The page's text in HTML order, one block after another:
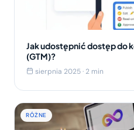
Jak udostępnić dostęp do
(GTM)?
sierpnia 2025 · 2 min
RÓŻNE